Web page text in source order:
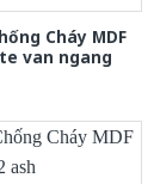
Cháy MDF
van ngang